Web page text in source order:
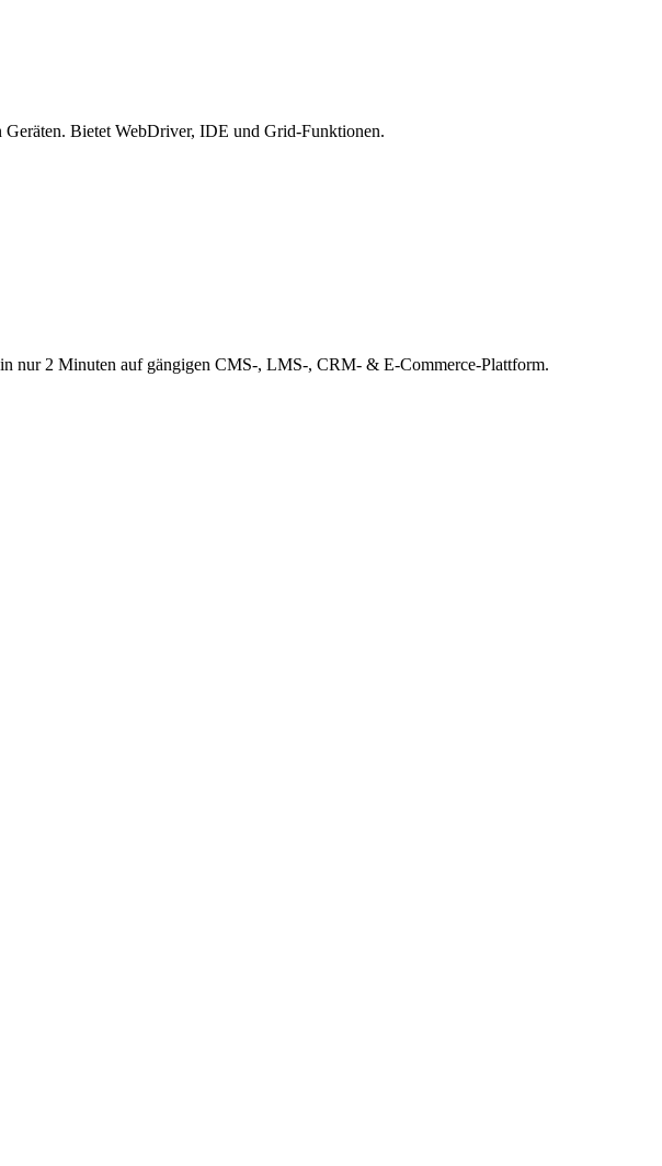
Geräten. Bietet WebDriver, IDE und Grid-Funktionen.
nur 2 Minuten auf gängigen CMS-, LMS-, CRM- & E-Commerce-Plattform.